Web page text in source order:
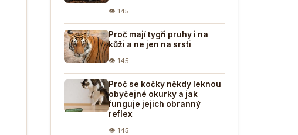
👁 145
Proč mají tygři pruhy i na
kůži a ne jen na srsti
👁 145
Proč se kočky někdy leknou
obyčejné okurky a jak
funguje jejich obranný
reflex
👁 145